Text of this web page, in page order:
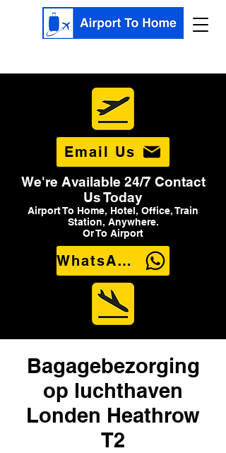
Email Us
We're Available 24/7 Contact
Us Today
Airport To Home, Hotel, Office, Train
Station, Anywhere.
Or To Airport
WhatsApp Us
Bagagebezorging
op luchthaven
Londen Heathrow
T2